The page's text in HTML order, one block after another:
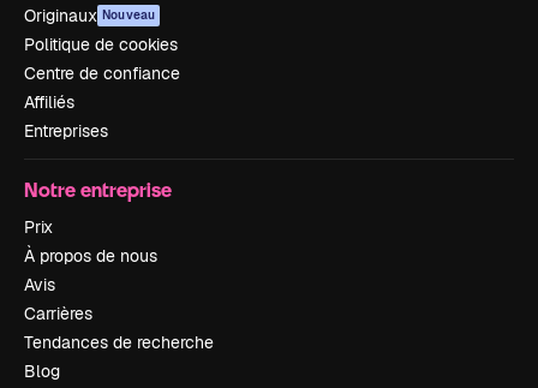
Originaux Nouveau
Politique de cookies
Centre de confiance
Affiliés
Entreprises
Notre entreprise
Prix
À propos de nous
Avis
Carrières
Tendances de recherche
Blog